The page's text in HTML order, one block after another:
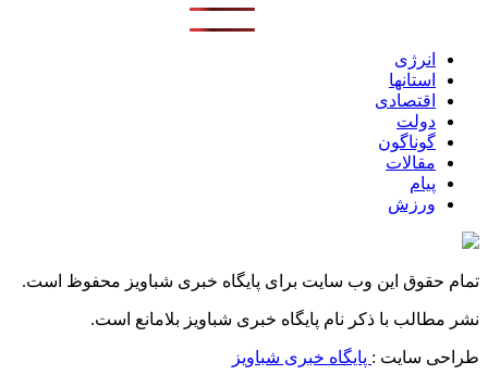
انرژی
استانها
اقتصادی
دولت
گوناگون
مقالات
پیام
ورزش
تمام حقوق این وب سایت برای پایگاه خبری شباویز محفوظ است.
نشر مطالب با ذکر نام پایگاه خبری شباویز بلامانع است.
طراحی سایت : پایگاه خبری شباویز